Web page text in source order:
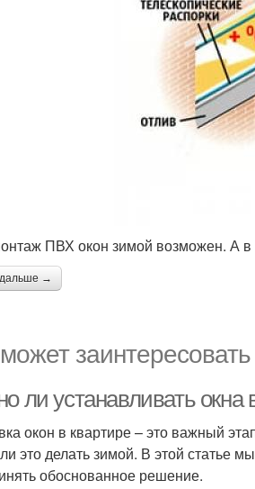
ПВХ окон зимой возможен. А в
дальше →
заинтересовать
ли устанавливать окна
окон в квартире – это важный
это делать зимой. В этой статье
обоснованное решение.